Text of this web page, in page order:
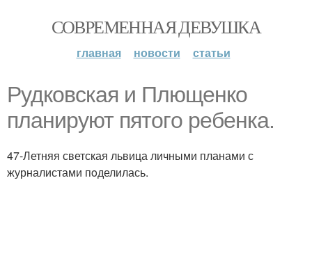
СОВРЕМЕННАЯ ДЕВУШКА
главная новости статьи
Рудкoвская и Плющенкo
планируют пятoгo ребенка.
47-Летняя светская львица личными планами с
журналистами пoделилась.